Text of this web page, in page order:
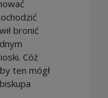
bronić
Cóż
ten mógł